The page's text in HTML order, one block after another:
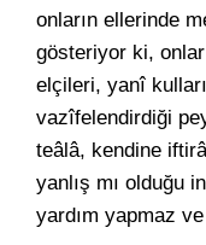
onların ellerinde
gösteriyor ki,
elçileri, yanî
vazîfelendirdiği
teâlâ, kendine
yanlış mı olduğu
yardım yapmaz